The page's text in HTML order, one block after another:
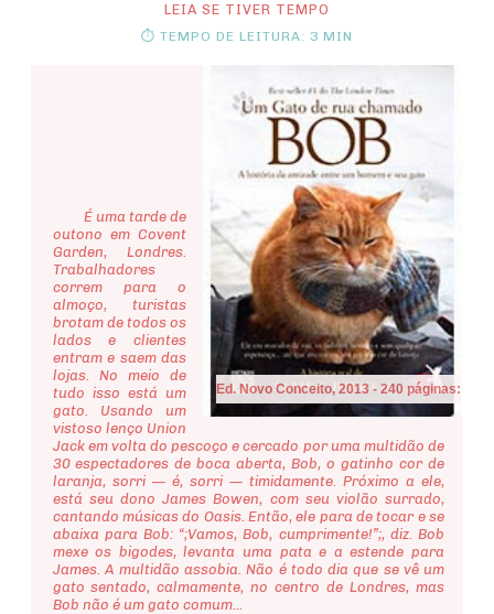
LEIA SE TIVER TEMPO
⏱ TEMPO DE LEITURA: 3 MIN
Ed. Novo Conceito, 2013 - 240 páginas:
É uma tarde de
outono em Covent
Garden, Londres.
Trabalhadores
correm para o
almoço, turistas
brotam de todos os
lados e clientes
entram e saem das
lojas. No meio de
tudo isso está um
gato. Usando um
vistoso lenço Union
Jack em volta do pescoço e cercado por uma multidão de
30 espectadores de boca aberta, Bob, o gatinho cor de
laranja, sorri — é, sorri — timidamente. Próximo a ele,
está seu dono James Bowen, com seu violão surrado,
cantando músicas do Oasis. Então, ele para de tocar e se
abaixa para Bob: “;Vamos, Bob, cumprimente!”;, diz. Bob
mexe os bigodes, levanta uma pata e a estende para
James. A multidão assobia. Não é todo dia que se vê um
gato sentado, calmamente, no centro de Londres, mas
Bob não é um gato comum...